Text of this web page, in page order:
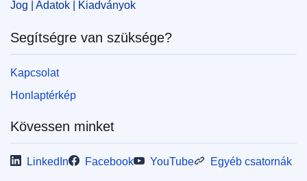
Jog | Adatok | Kiadványok
Segítségre van szüksége?
Kapcsolat
Honlaptérkép
Kövessen minket
LinkedIn Facebook YouTube Egyéb csatornák